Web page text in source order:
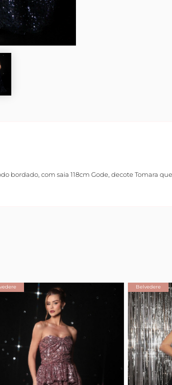
bordado, com saia 118cm Gode, decote Tomara
Belvedere